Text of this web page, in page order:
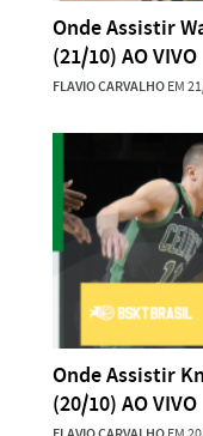
Onde Assistir
(21/10) AO VIVO
FLAVIO CARVALHOEM
Onde Assistir
(20/10) AO VIVO